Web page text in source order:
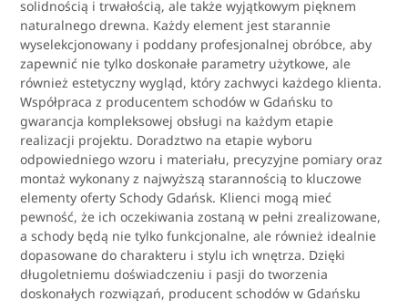
solidnością i trwałością, ale także wyjątkowym pięknem
naturalnego drewna. Każdy element jest starannie
wyselekcjonowany i poddany profesjonalnej obróbce, aby
zapewnić nie tylko doskonałe parametry użytkowe, ale
również estetyczny wygląd, który zachwyci każdego klienta.
Współpraca z producentem schodów w Gdańsku to
gwarancja kompleksowej obsługi na każdym etapie
realizacji projektu. Doradztwo na etapie wyboru
odpowiedniego wzoru i materiału, precyzyjne pomiary oraz
montaż wykonany z najwyższą starannością to kluczowe
elementy oferty Schody Gdańsk. Klienci mogą mieć
pewność, że ich oczekiwania zostaną w pełni zrealizowane,
a schody będą nie tylko funkcjonalne, ale również idealnie
dopasowane do charakteru i stylu ich wnętrza. Dzięki
długoletniemu doświadczeniu i pasji do tworzenia
doskonałych rozwiązań, producent schodów w Gdańsku